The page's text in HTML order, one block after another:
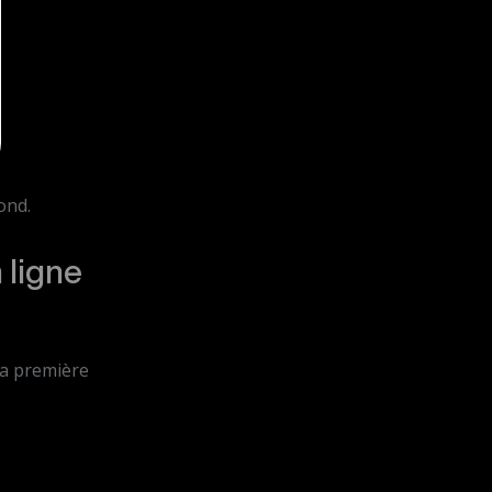
ligne
première